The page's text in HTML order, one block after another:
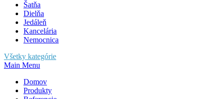
Šatňa
Dielňa
Jedáleň
Kancelária
Nemocnica
Všetky kategórie
Main Menu
Domov
Produkty